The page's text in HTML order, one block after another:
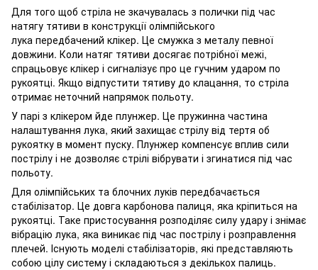
Для того щоб стріла не зкачувалась з полички під час
натягу тятиви в конструкції олімпійського
лука передбачений клікер. Це смужка з металу певної
довжини. Коли натяг тятиви досягає потрібної межі,
спрацьовує клікер і сигналізує про це гучним ударом по
рукоятці. Якщо відпустити тятиву до клацання, то стріла
отримає неточний напрямок польоту.
У парі з клікером йде плунжер. Це пружинна частина
налаштування лука, який захищає стрілу від тертя об
рукоятку в момент пуску. Плунжер компенсує вплив сили
пострілу і не дозволяє стрілі вібрувати і згинатися під час
польоту.
Для олімпійських та блочних луків передбачається
стабілізатор. Це довга карбонова палиця, яка кріпиться на
рукоятці. Таке пристосування розподіляє силу удару і знімає
вібрацію лука, яка виникає під час пострілу і розправлення
плечей. Існують моделі стабілізаторів, які представляють
собою цілу систему і складаються з декількох палиць.